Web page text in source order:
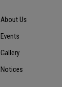
About Us
Events
Gallery
Notices